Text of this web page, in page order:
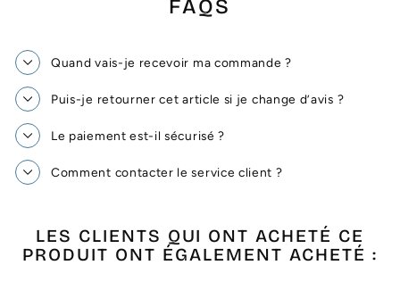
FAQS
Quand vais-je recevoir ma commande ?
Puis-je retourner cet article si je change d’avis ?
Le paiement est-il sécurisé ?
Comment contacter le service client ?
LES CLIENTS QUI ONT ACHETÉ CE
PRODUIT ONT ÉGALEMENT ACHETÉ :